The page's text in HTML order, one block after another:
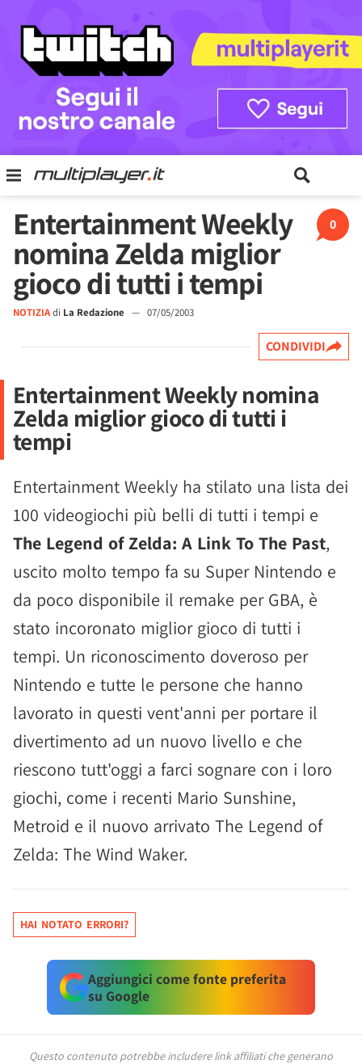
0
Entertainment Weekly
nomina Zelda miglior
gioco di tutti i tempi
NOTIZIAdi La Redazione — 07/05/2003
CONDIVIDI
Entertainment Weekly nomina
Zelda miglior gioco di tutti i
tempi
Entertainment Weekly ha stilato una lista dei
100 videogiochi più belli di tutti i tempi e
The Legend of Zelda: A Link To The Past,
uscito molto tempo fa su Super Nintendo e
da poco disponibile il remake per GBA, è
stato incoronato miglior gioco di tutti i
tempi. Un riconoscimento doveroso per
Nintendo e tutte le persone che hanno
lavorato in questi vent'anni per portare il
divertimento ad un nuovo livello e che
riescono tutt'oggi a farci sognare con i loro
giochi, come i recenti Mario Sunshine,
Metroid e il nuovo arrivato The Legend of
Zelda: The Wind Waker.
HAI NOTATO ERRORI?
Aggiungici come fonte preferita
su Google
Questo contenuto potrebbe includere link affiliati che generano